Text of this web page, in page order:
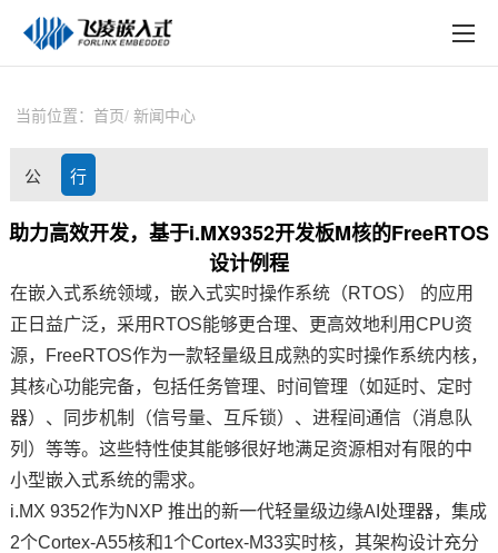
技术与支持
在线文档
方案定制
天猫商城
淘宝商城
新闻中心
技术论坛
在线购买
当前位置： 首页 新闻中心
公
司
态
行
业
讯
助力高效开发，基于i.MX9352开发板M核的FreeRTOS
设计例程
在嵌入式系统领域，嵌入式实时操作系统（RTOS） 的应用
正日益广泛，采用RTOS能够更合理、更高效地利用CPU资
源，FreeRTOS作为一款轻量级且成熟的实时操作系统内核，
其核心功能完备，包括任务管理、时间管理（如延时、定时
器）、同步机制（信号量、互斥锁）、进程间通信（消息队
列）等等。这些特性使其能够很好地满足资源相对有限的中
小型嵌入式系统的需求。
i.MX 9352作为NXP 推出的新一代轻量级边缘AI处理器，集成
2个Cortex-A55核和1个Cortex-M33实时核，其架构设计充分